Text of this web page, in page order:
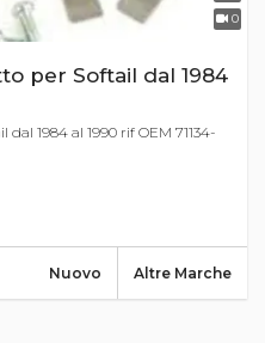
0
per Softail dal 1984
1984 al 1990 rif OEM 71134-
Altre Marche
Nuovo